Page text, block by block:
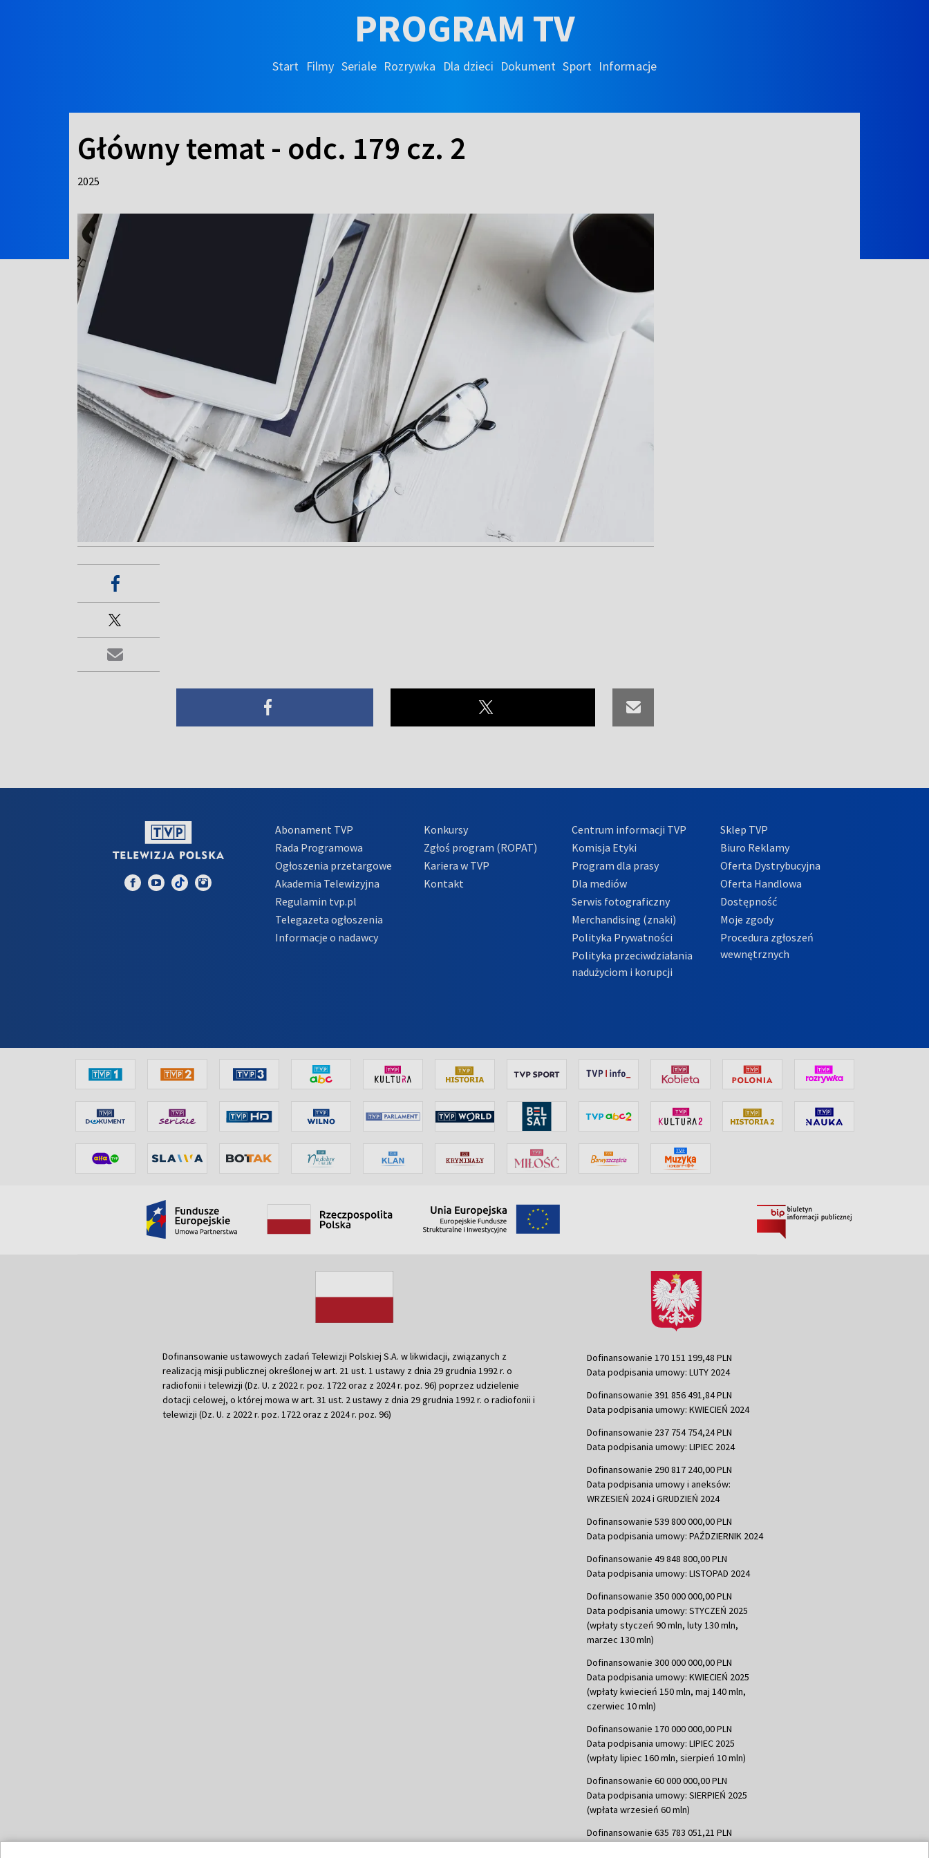
PROGRAM TV
Start Filmy Seriale Rozrywka Dla dzieci Dokument Sport Informacje
Główny temat - odc. 179 cz. 2
2025
Abonament TVP
Rada Programowa
Ogłoszenia przetargowe
Akademia Telewizyjna
Regulamin tvp.pl
Telegazeta ogłoszenia
Informacje o nadawcy
Konkursy
Zgłoś program (ROPAT)
Kariera w TVP
Kontakt
Centrum informacji TVP
Komisja Etyki
Program dla prasy
Dla mediów
Serwis fotograficzny
Merchandising (znaki)
Polityka Prywatności
Polityka przeciwdziałania
nadużyciom i korupcji
Sklep TVP
Biuro Reklamy
Oferta Dystrybucyjna
Oferta Handlowa
Dostępność
Moje zgody
Procedura zgłoszeń
wewnętrznych
Dofinansowanie ustawowych zadań Telewizji Polskiej S.A. w likwidacji, związanych z
realizacją misji publicznej określonej w art. 21 ust. 1 ustawy z dnia 29 grudnia 1992 r. o
radiofonii i telewizji (Dz. U. z 2022 r. poz. 1722 oraz z 2024 r. poz. 96) poprzez udzielenie
dotacji celowej, o której mowa w art. 31 ust. 2 ustawy z dnia 29 grudnia 1992 r. o radiofonii i
telewizji (Dz. U. z 2022 r. poz. 1722 oraz z 2024 r. poz. 96)
Dofinansowanie 170 151 199,48 PLN
Data podpisania umowy: LUTY 2024
Dofinansowanie 391 856 491,84 PLN
Data podpisania umowy: KWIECIEŃ 2024
Dofinansowanie 237 754 754,24 PLN
Data podpisania umowy: LIPIEC 2024
Dofinansowanie 290 817 240,00 PLN
Data podpisania umowy i aneksów:
WRZESIEŃ 2024 i GRUDZIEŃ 2024
Dofinansowanie 539 800 000,00 PLN
Data podpisania umowy: PAŹDZIERNIK 2024
Dofinansowanie 49 848 800,00 PLN
Data podpisania umowy: LISTOPAD 2024
Dofinansowanie 350 000 000,00 PLN
Data podpisania umowy: STYCZEŃ 2025
(wpłaty styczeń 90 mln, luty 130 mln,
marzec 130 mln)
Dofinansowanie 300 000 000,00 PLN
Data podpisania umowy: KWIECIEŃ 2025
(wpłaty kwiecień 150 mln, maj 140 mln,
czerwiec 10 mln)
Dofinansowanie 170 000 000,00 PLN
Data podpisania umowy: LIPIEC 2025
(wpłaty lipiec 160 mln, sierpień 10 mln)
Dofinansowanie 60 000 000,00 PLN
Data podpisania umowy: SIERPIEŃ 2025
(wpłata wrzesień 60 mln)
Dofinansowanie 635 783 051,21 PLN